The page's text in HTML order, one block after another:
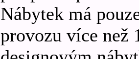
Nábytek má
provozu více než